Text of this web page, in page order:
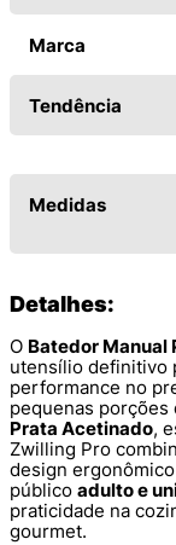
Marca
Tendência
Medidas
Detalhes:
O Batedor Manual
utensílio definitivo
performance no
pequenas porções
Prata Acetinado,
Zwilling Pro
design
público adulto e
praticidade na
gourmet.